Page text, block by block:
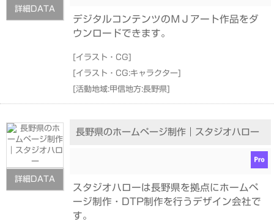
詳細DATA
デジタルコンテンツのＭＪアート作品をダ
ウンロードできます。
[イラスト・CG]
[イラスト・CG:キャラクター]
[活動地域:甲信地方:長野県]
詳細DATA
長野県のホームページ制作｜スタジオハロー
スタジオハローは長野県を拠点にホームペ
ージ制作・DTP制作を行うデザイン会社で
す。